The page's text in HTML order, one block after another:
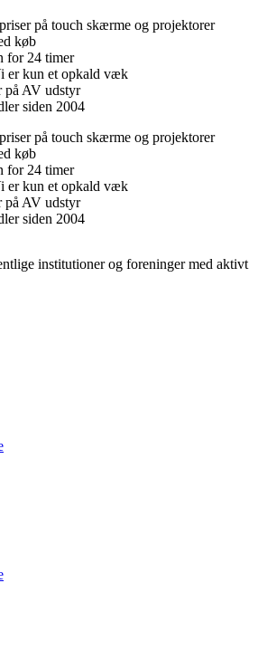
på touch skærme og projektorer
køb
for 24 timer
er kun et opkald væk
på AV udstyr
siden 2004
på touch skærme og projektorer
køb
for 24 timer
er kun et opkald væk
på AV udstyr
siden 2004
institutioner og foreninger med aktivt